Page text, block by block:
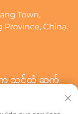
Town,
Province, China.
ါက သင့်ထံ ဆက်